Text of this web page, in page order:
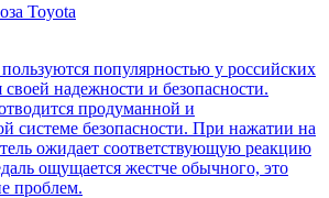
Toyota
популярностью у российских
своей надежности и безопасности.
продуманной и
системе безопасности. При нажатии на
ожидает соответствующую реакцию
ощущается жестче обычного, это
проблем.